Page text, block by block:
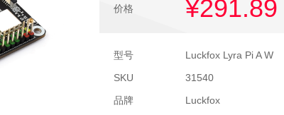
价格 ¥291.89
型号
Luckfox Lyra Pi A W
SKU
31540
品牌
Luckfox